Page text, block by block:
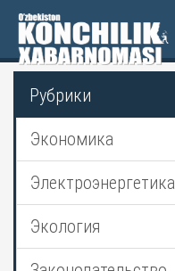
Рубрики
Экономика
Электроэнергетика
Экология